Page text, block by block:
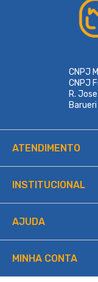
CNPJ
CNPJ
R.
ATENDIMENTO
INSTITUCIONAL
AJUDA
MINHA CONTA